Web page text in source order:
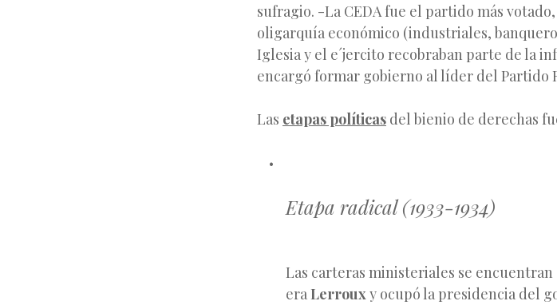
sufragio. -La CEDA fue el partido más
oligarquía económico (industriales,
Iglesia y el e´jercito recobraban parte de la
encargó formar gobierno al líder del Partido
Las etapas políticas del bienio de derechas
Etapa radical (1933-1934)
Las carteras ministeriales se
eraLerrouxy ocupó la presidencia del